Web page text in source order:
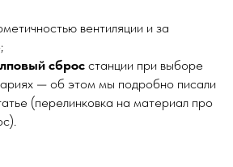
вентиляции и за
сброс станции при выборе
— об этом мы подробно писали
(перелинковка на материал про